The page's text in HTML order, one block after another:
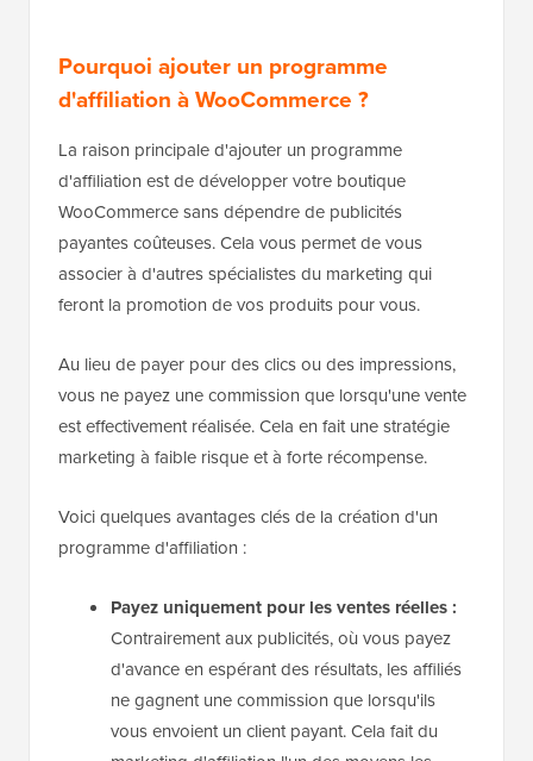
Pourquoi ajouter un programme
d'affiliation à WooCommerce ?
La raison principale d'ajouter un programme
d'affiliation est de développer votre boutique
WooCommerce sans dépendre de publicités
payantes coûteuses. Cela vous permet de vous
associer à d'autres spécialistes du marketing qui
feront la promotion de vos produits pour vous.
Au lieu de payer pour des clics ou des impressions,
vous ne payez une commission que lorsqu'une vente
est effectivement réalisée. Cela en fait une stratégie
marketing à faible risque et à forte récompense.
Voici quelques avantages clés de la création d'un
programme d'affiliation :
Payez uniquement pour les ventes réelles :
Contrairement aux publicités, où vous payez
d'avance en espérant des résultats, les affiliés
ne gagnent une commission que lorsqu'ils
vous envoient un client payant. Cela fait du